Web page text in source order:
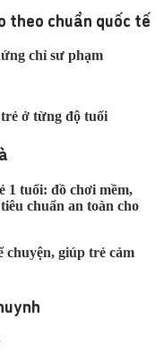
theo chuẩn quốc tế
chỉ sư phạm
ở từng độ tuổi
1 tuổi: đồ chơi mềm,
chuẩn an toàn cho
chuyện, giúp trẻ cảm